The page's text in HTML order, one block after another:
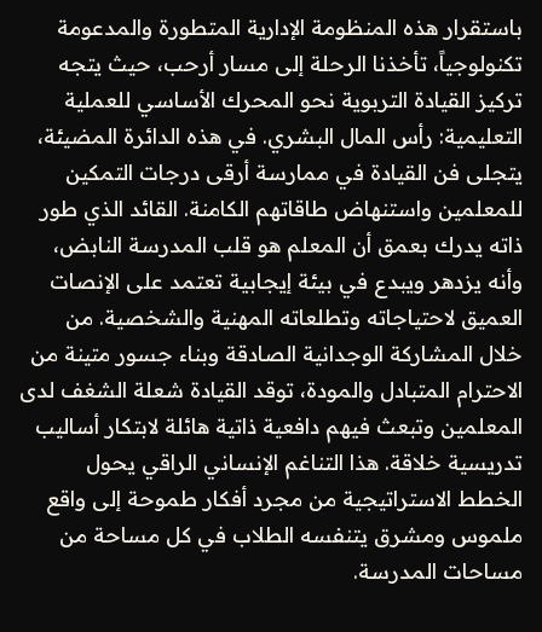
باستقرار هذه المنظومة الإدارية المتطورة والمدعومة
تكنولوجياً، تأخذنا الرحلة إلى مسار أرحب، حيث يتجه
تركيز القيادة التربوية نحو المحرك الأساسي للعملية
التعليمية: رأس المال البشري. في هذه الدائرة المضيئة،
يتجلى فن القيادة في ممارسة أرقى درجات التمكين
للمعلمين واستنهاض طاقاتهم الكامنة. القائد الذي طور
ذاته يدرك بعمق أن المعلم هو قلب المدرسة النابض،
وأنه يزدهر ويبدع في بيئة إيجابية تعتمد على الإنصات
العميق لاحتياجاته وتطلعاته المهنية والشخصية. من
خلال المشاركة الوجدانية الصادقة وبناء جسور متينة من
الاحترام المتبادل والمودة، توقد القيادة شعلة الشغف لدى
المعلمين وتبعث فيهم دافعية ذاتية هائلة لابتكار أساليب
تدريسية خلاقة. هذا التناغم الإنساني الراقي يحول
الخطط الاستراتيجية من مجرد أفكار طموحة إلى واقع
ملموس ومشرق يتنفسه الطلاب في كل مساحة من
مساحات المدرسة.